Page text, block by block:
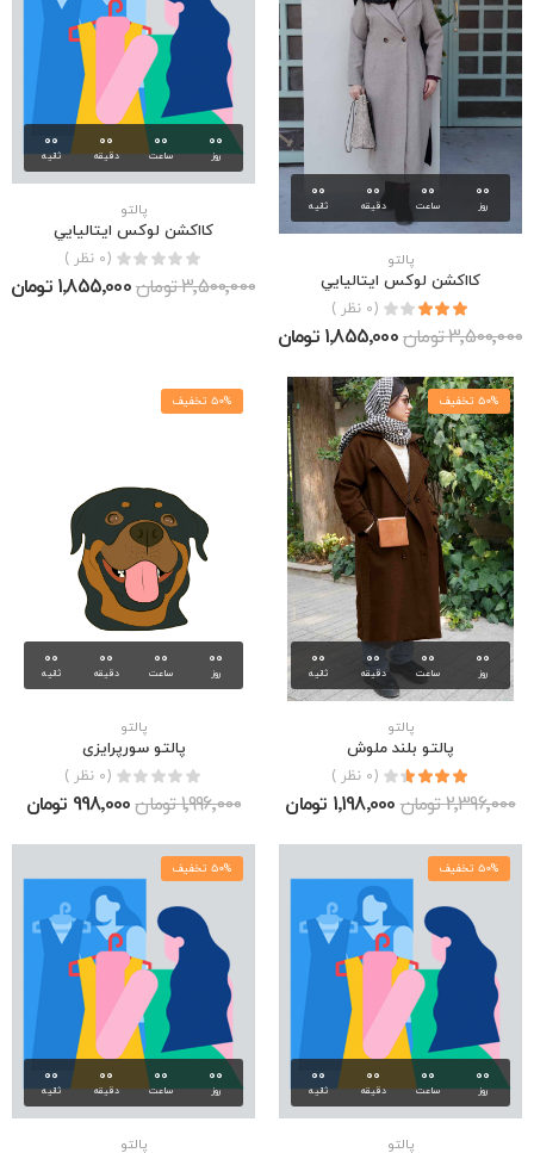
00
روز
00
ساعت
00
دقیقه
00
ثانیه
پالتو
كااكشن لوكس ايتاليايي
(0 نظر )
3٬500٬000 تومان 1٬855٬000 تومان
00
روز
00
ساعت
00
دقیقه
00
ثانیه
پالتو
كااكشن لوكس ايتاليايي
(0 نظر )
3٬500٬000 تومان 1٬855٬000 تومان
00
روز
00
ساعت
00
دقیقه
00
ثانیه
50% تخفیف
پالتو
پالتو بلند ملوش
(0 نظر )
2٬396٬000 تومان 1٬198٬000 تومان
00
روز
00
ساعت
00
دقیقه
00
ثانیه
50% تخفیف
پالتو
پالتو سورپرایزی
(0 نظر )
1٬996٬000 تومان 998٬000 تومان
00
روز
00
ساعت
00
دقیقه
00
ثانیه
50% تخفیف
پالتو
00
روز
00
ساعت
00
دقیقه
00
ثانیه
50% تخفیف
پالتو